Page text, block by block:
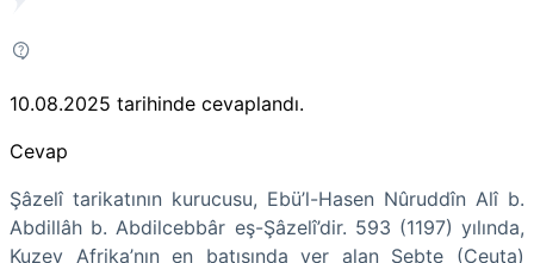
10.08.2025 tarihinde cevaplandı.
Cevap
Şâzelî tarikatının kurucusu, Ebü’l-Hasen Nûruddîn Alî b.
Abdillâh b. Abdilcebbâr eş-Şâzelî’dir. 593 (1197) yılında,
Kuzey Afrika’nın en batısında yer alan Sebte (Ceuta)